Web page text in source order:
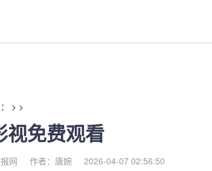
> >
视免费观看
网 作者：唐婉 2026-04-07 02:56:50